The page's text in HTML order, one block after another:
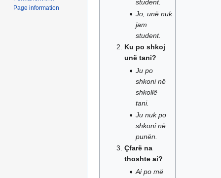
student.
Jo, unë nuk
jam
student.
Ku po shkoj
unë tani?
Ju po
shkoni në
shkollë
tani.
Ju nuk po
shkoni në
punën.
Çfarë na
thoshte ai?
Ai po më
Page information